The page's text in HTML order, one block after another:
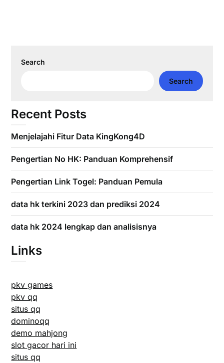
Search
Search
Recent Posts
Menjelajahi Fitur Data KingKong4D
Pengertian No HK: Panduan Komprehensif
Pengertian Link Togel: Panduan Pemula
data hk terkini 2023 dan prediksi 2024
data hk 2024 lengkap dan analisisnya
Links
pkv games
pkv qq
situs qq
dominoqq
demo mahjong
slot gacor hari ini
situs qq